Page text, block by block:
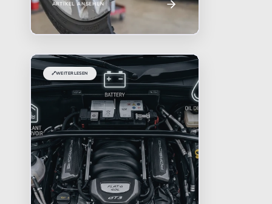
ARTIKEL ANSEHEN
🔗WEITERLESEN